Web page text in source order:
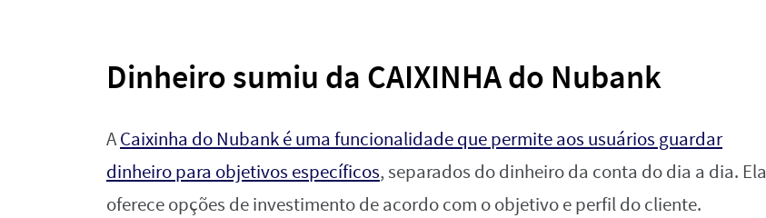
Dinheiro sumiu da CAIXINHA do Nubank
ACaixinha do Nubank é uma funcionalidade que permite aos usuários guardar
dinheiro para objetivos específicos, separados do dinheiro da conta do dia a dia. Ela
oferece opções de investimento de acordo com o objetivo e perfil do cliente.